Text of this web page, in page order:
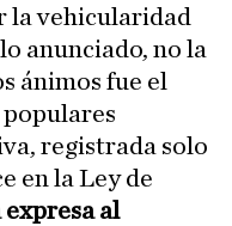
la vehicularidad
anunciado, no la
ánimos fue el
registrada solo
en la Ley de
al